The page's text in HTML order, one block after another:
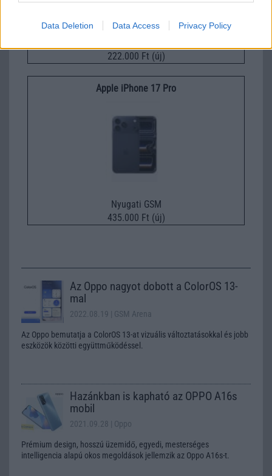
Data Deletion Data Access Privacy Policy
222.000 Ft (új)
Apple iPhone 17 Pro
Nyugati GSM
435.000 Ft (új)
Az Oppo nagyot dobott a ColorOS 13-
mal
2022.08.19 | GSM Arena
Az Oppo bemutatja a ColorOS 13-at vizuális változtatásokkal és jobb
eszközök közötti együttműködéssel.
Hazánkban is kapható az OPPO A16s
mobil
2021.09.28 | Oppo
Prémium design, hosszú üzemidő, egyedi, mesterséges
intelligencia alapú okos megoldások jellemzik az Oppo A16s-t.